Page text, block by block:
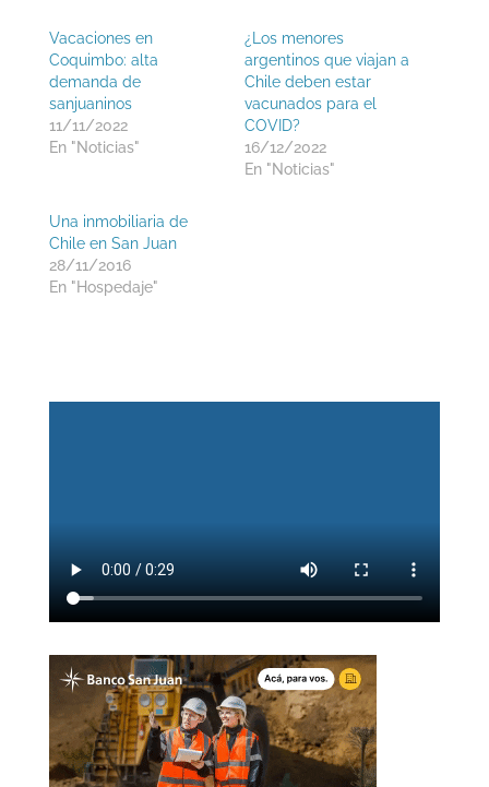
Vacaciones en
Coquimbo: alta
demanda de
sanjuaninos
11/11/2022
En "Noticias"
¿Los menores
argentinos que viajan a
Chile deben estar
vacunados para el
COVID?
16/12/2022
En "Noticias"
Una inmobiliaria de
Chile en San Juan
28/11/2016
En "Hospedaje"